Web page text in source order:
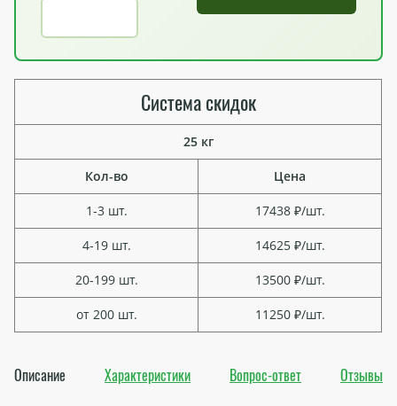
Описание Характеристики Вопрос-ответ Отзывы
Система скидок
25 кг
Кол-во
1-3 шт.
4-19 шт.
20-199 шт.
от 200 шт.
Цена
17438 ₽/шт.
14625 ₽/шт.
13500 ₽/шт.
11250 ₽/шт.